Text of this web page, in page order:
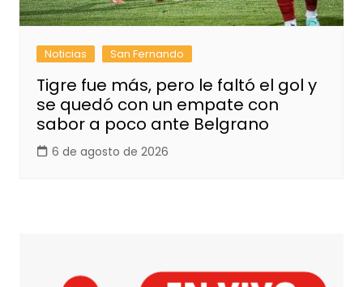
Noticias San Fernando
Tigre fue más, pero le faltó el gol y
se quedó con un empate con
sabor a poco ante Belgrano
6 de agosto de 2026